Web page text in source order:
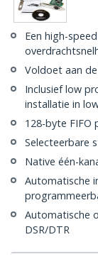
Een high-
Voldoet aan
Inclusief low
installatie in
128-byte FIFO
Selecteerbare
Native één-
Automatische
Automatische
DSR/DTR